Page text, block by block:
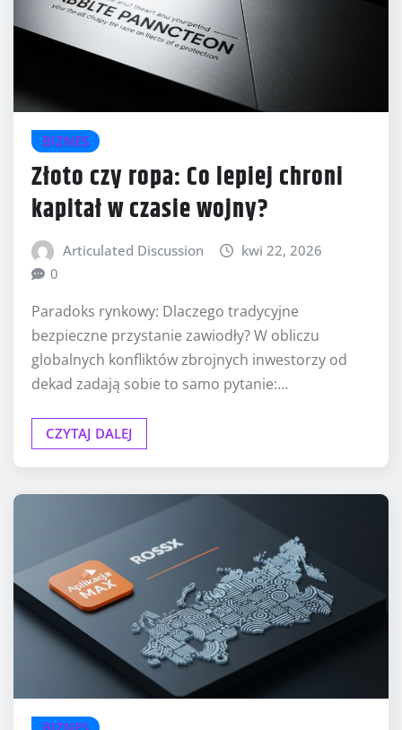
BIZNES
Złoto czy ropa: Co lepiej chroni
kapitał w czasie wojny?
Articulated Discussion
kwi 22, 2026
0
Paradoks rynkowy: Dlaczego tradycyjne
bezpieczne przystanie zawiodły? W obliczu
globalnych konfliktów zbrojnych inwestorzy od
dekad zadają sobie to samo pytanie:…
CZYTAJ DALEJ